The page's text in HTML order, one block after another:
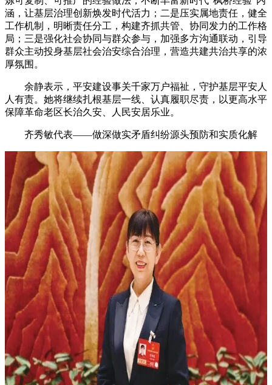
涵，让基层治理创新焕发时代活力；二是压实属地责任，健全
工作机制，明晰责任分工，构建齐抓共管、协同发力的工作格
局；三是强化社会协同与群众参与，加强多方沟通联动，引导
群众主动投身基层社会治安综合治理，营造共建共治共享的浓
厚氛围。
余静表示，平安建设事关千家万户福祉，守护基层平安人
人有责。她将继续扎根基层一线、认真履职尽责，以更高水平
保障革命老区长治久安、人民安居乐业。
齐秀敏代表——做深做实矛盾纠纷源头预防和实质化解